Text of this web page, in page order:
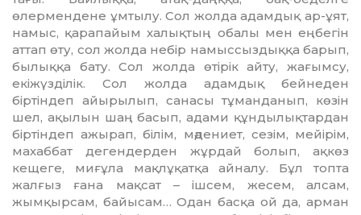
өлермендене ұмтылу. Сол жолда адамдық ар-ұят,
намыс, қарапайым халықтың обалы мен еңбегін
аттап өту, сол жолда небір намыссыздыққа барып,
былыққа бату. Сол жолда өтірік айту, жа­ғымсу,
екіжүзділік. Сол жолда адамдық бейнеден
біртіндеп айырылып, санасы тұманданып, көзін
шел, ақылын шаң басып, адами құндылықтардан
біртіндеп ажырап, білім, мәдениет, сезім, мейірім,
махаббат дегендерден жұрдай болып, ақкөз
кещеге, ми­ғ­ұла мақлұқатқа айналу. Бұл топта
жалғыз ғана мақсат – ішсем, жесем, алсам,
жымқырсам, байы­сам… Одан басқа ой да, арман